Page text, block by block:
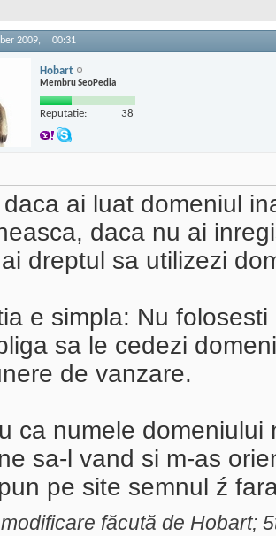
2009, 00:31
Hobart
Membru SeoPedia
Reputatie: 38
ai luat domeniul
daca nu ai
dreptul sa utilizezi
e simpla: Nu
sa le cedezi
de vanzare.
ca numele
sa-l vand si m-as
pe site semnul ź
făcută de Hobart;